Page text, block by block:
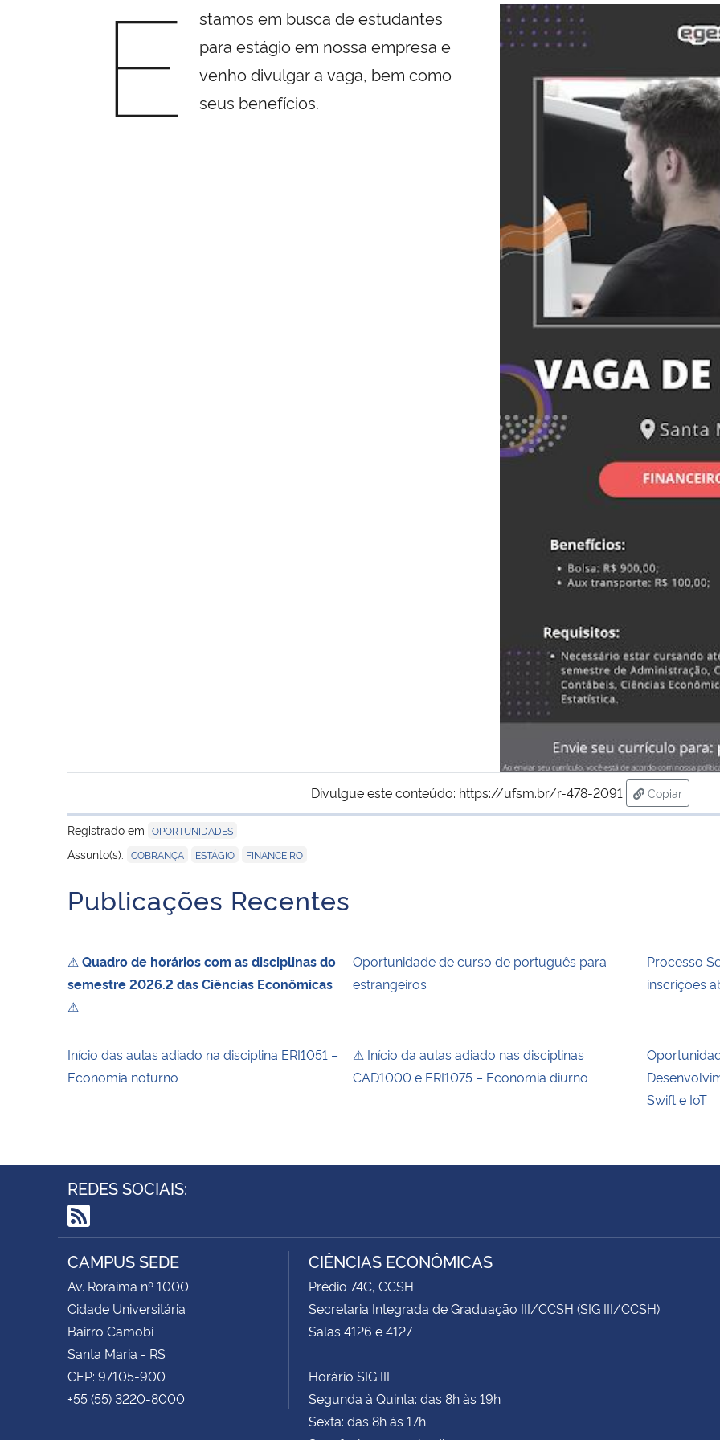
E
stamos em busca de estudantes
para estágio em nossa empresa e
venho divulgar a vaga, bem como
seus benefícios.
Divulgue este conteúdo: https://ufsm.br/r-478-2091
Copiar
para área
Registrado em OPORTUNIDADES
Assunto(s): COBRANÇA ESTÁGIO FINANCEIRO
Publicações Recentes
⚠ Quadro de horários com as disciplinas do
semestre 2026.2 das Ciências Econômicas
⚠
Oportunidade de curso de português para
estrangeiros
Processo
inscrições
Início das aulas adiado na disciplina ERI1051 –
Economia noturno
⚠ Início da aulas adiado nas disciplinas
CAD1000 e ERI1075 – Economia diurno
Swift e IoT
REDES SOCIAIS:
RSS
CAMPUS SEDE
Av. Roraima nº 1000
Cidade Universitária
Bairro Camobi
Santa Maria - RS
CEP: 97105-900
+55 (55) 3220-8000
CIÊNCIAS ECONÔMICAS
Prédio 74C, CCSH
Secretaria Integrada de Graduação III/CCSH (SIG III/CCSH)
Salas 4126 e 4127
Horário SIG III
Segunda à Quinta: das 8h às 19h
Sexta: das 8h às 17h